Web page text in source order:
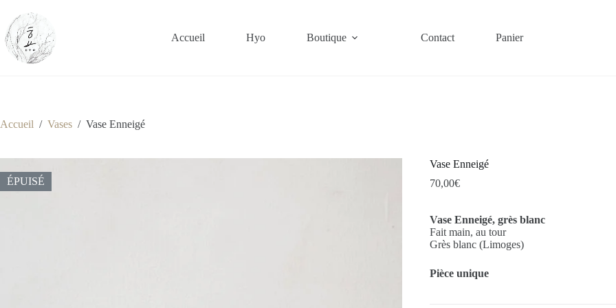
contenu
Accueil Hyo Boutique Contact Panier
Accueil / Vases / Vase Enneigé
ÉPUISÉ
Vase Enneigé
70,00€
Vase Enneigé, grès blanc
Fait main, au tour
Grès blanc (Limoges)
Pièce unique